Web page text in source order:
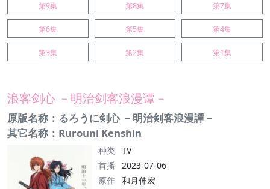
第9集 第8集 第7集
第6集 第5集 第4集
第3集 第2集 第1集
浪客剑心 －明治剑客浪漫谭－
原版名称：るろうに剣心 －明治剣客浪漫譚－
其它名称：Rurouni Kenshin
种类 TV
首播
2023-07-06
原作 和月伸宏